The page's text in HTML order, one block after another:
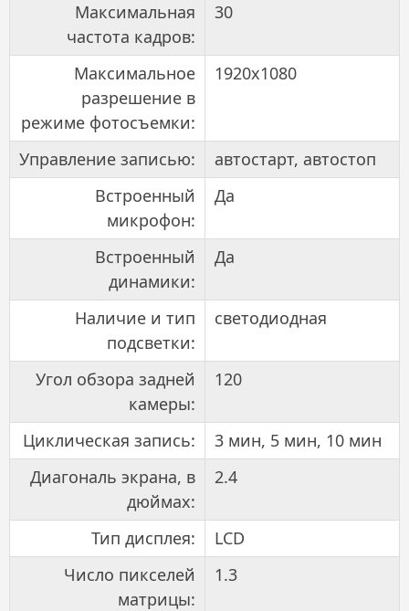
Максимальная
частота кадров:
30
Максимальное
разрешение в
режиме фотосъемки:
1920x1080
Управление записью:
автостарт, автостоп
Встроенный
микрофон:
Да
Встроенный
динамики:
Да
Наличие и тип
подсветки:
светодиодная
Угол обзора задней
камеры:
120
Циклическая запись:
3 мин, 5 мин, 10 мин
Диагональ экрана, в
дюймах:
2.4
Тип дисплея:
LCD
Число пикселей
матрицы:
1.3